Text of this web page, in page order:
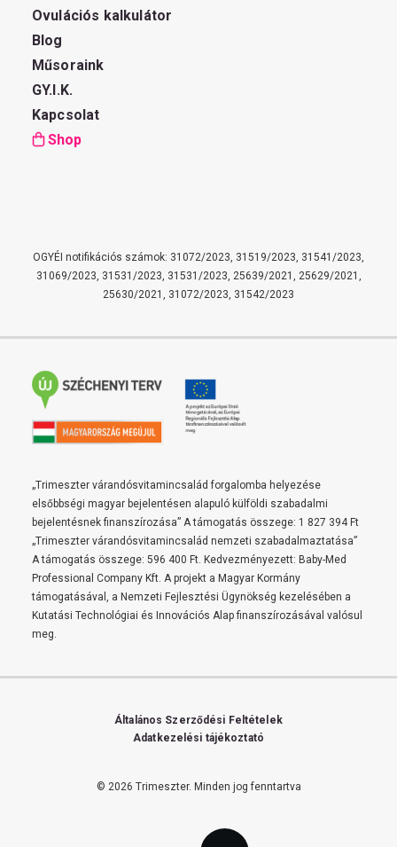
Ovulációs kalkulátor
Blog
Műsoraink
GY.I.K.
Kapcsolat
Shop
OGYÉI notifikációs számok: 31072/2023, 31519/2023, 31541/2023,
31069/2023, 31531/2023, 31531/2023, 25639/2021, 25629/2021,
25630/2021, 31072/2023, 31542/2023
„Trimeszter várandósvitamincsalád forgalomba helyezése
elsőbbségi magyar bejelentésen alapuló külföldi szabadalmi
bejelentésnek finanszírozása” A támogatás összege: 1 827 394 Ft
„Trimeszter várandósvitamincsalád nemzeti szabadalmaztatása”
A támogatás összege: 596 400 Ft. Kedvezményezett: Baby-Med
Professional Company Kft. A projekt a Magyar Kormány
támogatásával, a Nemzeti Fejlesztési Ügynökség kezelésében a
Kutatási Technológiai és Innovációs Alap finanszírozásával valósul
meg.
© 2026 Trimeszter. Minden jog fenntartva
Általános Szerződési Feltételek
Adatkezelési tájékoztató